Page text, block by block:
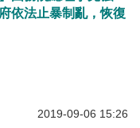
依法止暴制亂，恢復
2019-09-06 15:26